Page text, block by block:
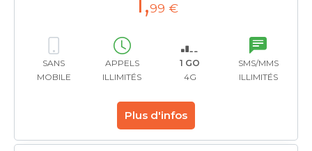
99 €
SANS
MOBILE
APPELS
ILLIMITÉS
1 GO
4G
SMS/MMS
ILLIMITÉS
Plus d'infos